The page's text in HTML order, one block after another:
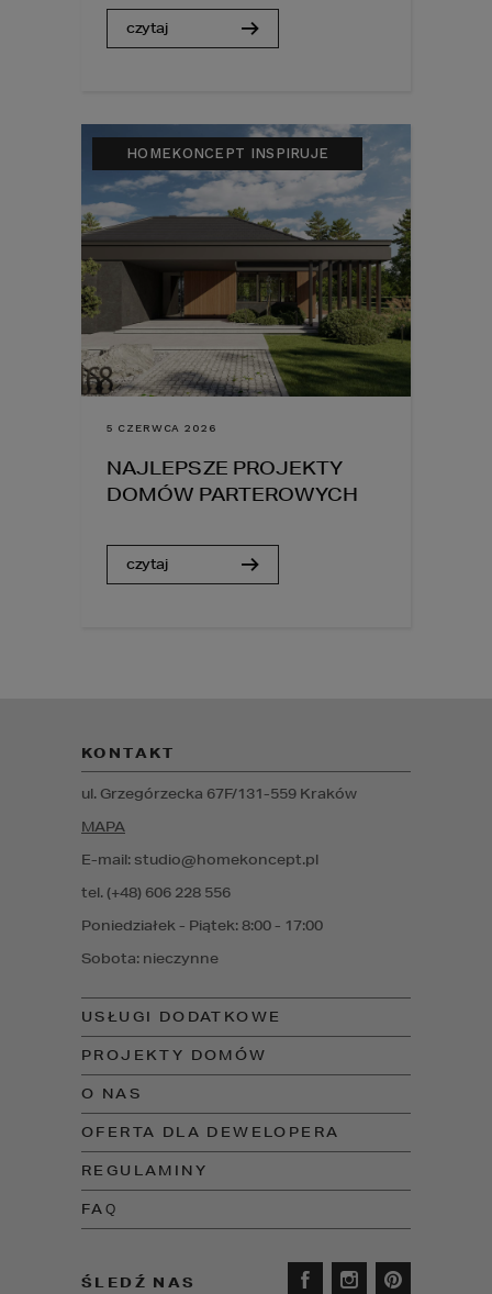
czytaj
HOMEKONCEPT INSPIRUJE
5 CZERWCA 2026
NAJLEPSZE PROJEKTY
DOMÓW PARTEROWYCH
czytaj
USŁUGI DODATKOWE
PROJEKTY DOMÓW
O NAS
OFERTA DLA DEWELOPERA
REGULAMINY
FAQ
Poniedziałek - Piątek: 8:00 - 17:00
Sobota: nieczynne
KONTAKT
E-mail: studio@homekoncept.pl
tel. (+48) 606 228 556
ul. Grzegórzecka 67F/131-559 Kraków
MAPA
ŚLEDŹ NAS